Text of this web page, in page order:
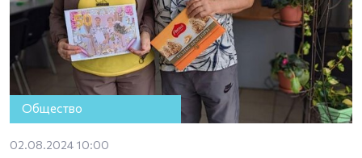
Общество
02.08.2024 10:00